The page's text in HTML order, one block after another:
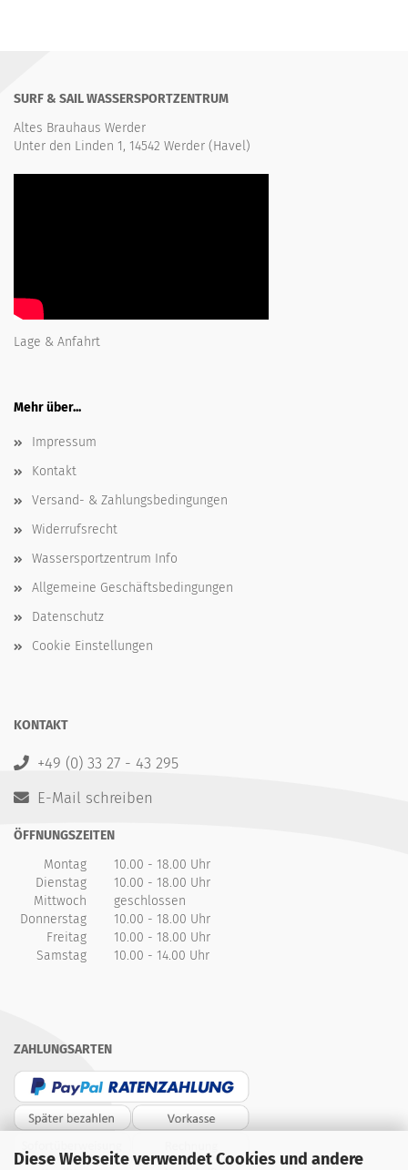
Diese Webseite verwendet Cookies und andere
SURF & SAIL WASSERSPORTZENTRUM
Altes Brauhaus Werder
Unter den Linden 1, 14542 Werder (Havel)
Lage & Anfahrt
Mehr über...
Impressum
Kontakt
Versand- & Zahlungsbedingungen
Widerrufsrecht
Wassersportzentrum Info
Allgemeine Geschäftsbedingungen
Datenschutz
Cookie Einstellungen
KONTAKT
+49 (0) 33 27 - 43 295
E-Mail schreiben
ÖFFNUNGSZEITEN
Montag
10.00 - 18.00 Uhr
Dienstag
10.00 - 18.00 Uhr
Mittwoch
geschlossen
Donnerstag
10.00 - 18.00 Uhr
Freitag
10.00 - 18.00 Uhr
Samstag
10.00 - 14.00 Uhr
ZAHLUNGSARTEN